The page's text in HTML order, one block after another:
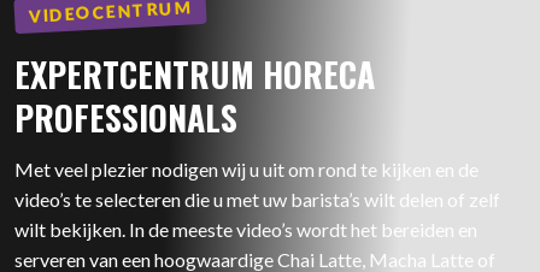
VIDEOCENTRUM
EXPERTCENTRUM HORECA
PROFESSIONALS
Met veel plezier nodigen wij u uit om rond te kijken en de
video’s te selecteren die u met uw barista’s wilt delen of zelf
wilt bekijken. In de meeste video’s wordt het bereiden en
serveren van een hoogwaardige Chai Latte, Macha Latte of